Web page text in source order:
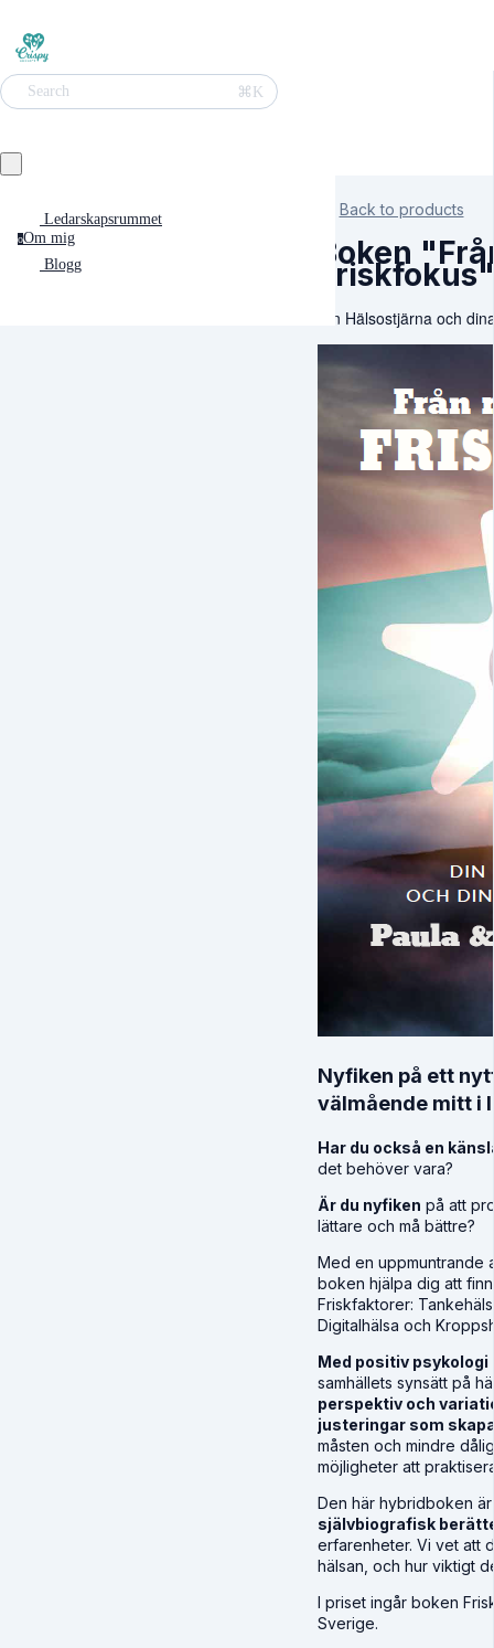
Search ⌘K
Ledarskapsrummet
oOm mig
Blogg
Back to products
Boken
Friskfokus"
Din Hälsostjärna och
Nyfiken på ett
välmående mitt i
Har du också en
det behöver vara?
Är du nyfiken på att
lättare och må bättre?
Med en uppmuntrande
boken hjälpa dig att
Friskfaktorer:
Digitalhälsa och
Med positiv psykologi
samhällets synsätt på
perspektiv och
justeringar som
måsten och mindre
möjligheter att
Den här hybridboken
självbiografisk
erfarenheter. Vi vet att
hälsan, och hur viktigt
I priset ingår boken
Sverige.